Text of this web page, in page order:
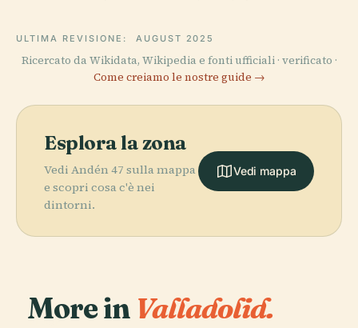
ULTIMA REVISIONE: AUGUST 2025
Ricercato da Wikidata, Wikipedia e fonti ufficiali · verificato ·
Come creiamo le nostre guide →
Esplora la zona
Vedi Andén 47 sulla mappa
e scopri cosa c'è nei
dintorni.
Vedi mappa
More in Valladolid.